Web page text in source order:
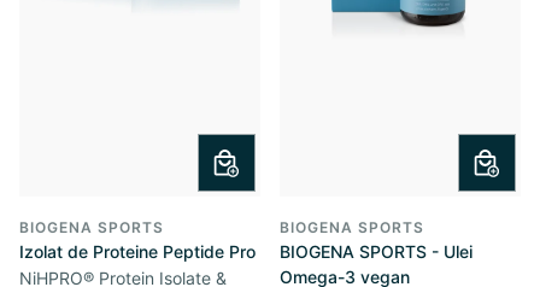
BIOGENA SPORTS
Izolat de Proteine Peptide Pro
NiHPRO® Protein Isolate &
BIOGENA SPORTS
BIOGENA SPORTS - Ulei
Omega-3 vegan